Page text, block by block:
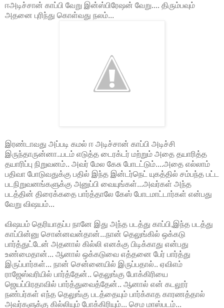
ஈஅடிச்சான் காப்பி வேறு இன்ஸ்பிரேஷன் வேறு.... திரும்பவும்
அதனை புரிந்து கொள்வது நலம்...
இரண்டாவது அப்படி கமல் ஈ அடிச்சான் காப்பி அடிச்சி
இருந்தாருன்னா..படம் எடுத்த டைரக்டர் மற்றும் அதை தயாரித்த
தயாரிப்பு நிறுவனம்.. அவர் மேல கேசு போடட்டும்....அதை எல்லாம்
பதிவா போடுவதுக்கு பதில் இந்த இன்டர்நெட் யுகத்தில் சம்பந்த பட்ட
படநிறுவனங்களுக்கு அனுப்பி வையுங்கள்...அவர்கள் அந்த
படத்தின் திரைக்கதை பார்த்தாலே கேஸ் போடமாட்டார்கள் என்பது
வேறு விஷயம்...
விஷயம் தெரியாதப்ப நானே இது அந்த படத்து காப்பி,இந்த படத்து
காப்பின்னு சொன்னவன்தான்...நான் தெலுங்கில் ஒக்கடு
பார்த்துட்டேன் அதனால் கில்லி எனக்கு பிடிக்காது என்பது
உண்மைதான்... ஆனால் ஒக்கடுவை எத்தனை பேர் பார்த்து
இருப்பார்கள்... நான் சென்னையில் இருப்பதால்.. ஏவிஎம்
ராஜேஸ்வரியில் பார்த்தேன்.. தெலுங்கு போக்கிரியை
ஜெயப்பிரதாவில் பார்த்துவைத்தேன்.. ஆனால் என் கடலூர்
நண்பர்கள் எந்த தெலுங்கு படத்தையும் பார்க்காத காரணத்தால்
அவர்களுக்கு கில்லியும் போக்கிரியும்... செம மாஸ்படம்...